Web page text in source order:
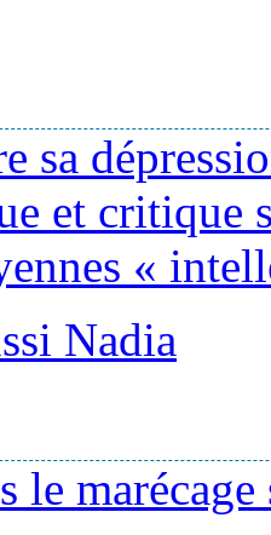
sa
et critique
«
Nadia
le marécage